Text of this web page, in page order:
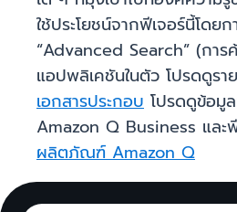
ใช้ประโยชน์จากฟีเจอร์นี้โดย
“Advanced Search” (การ
แอปพลิเคชันในตัว โปรดดูรา
เอกสารประกอบ โปรดดูข้อมู
Amazon Q Business และ
ผลิตภัณฑ์ Amazon Q